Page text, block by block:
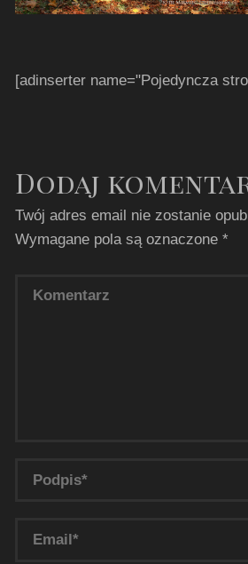
[adinserter name="Pojedyncza
Dodaj
Twój adres email nie zostanie
Wymagane pola są oznaczone*